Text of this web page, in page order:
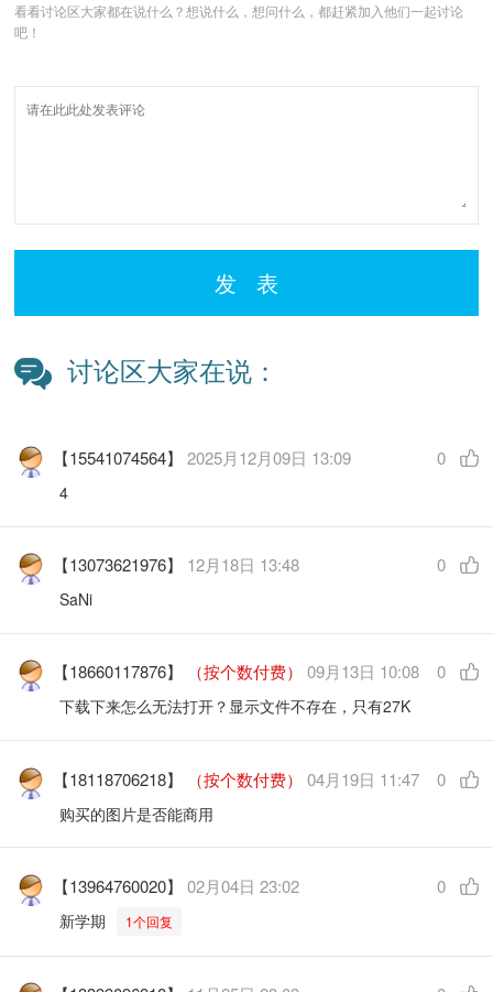
看看讨论区大家都在说什么？想说什么，想问什么，都赶紧加入他们一起讨论
吧！
发 表
讨论区大家在说：
【15541074564】2025月12月09日 13:09 0
4
【13073621976】 12月18日 13:48 0
SaNi
【18660117876】 （按个数付费） 09月13日 10:08 0
下载下来怎么无法打开？显示文件不存在，只有27K
【18118706218】 （按个数付费） 04月19日 11:47 0
购买的图片是否能商用
【13964760020】02月04日 23:02 0
新学期 1个回复